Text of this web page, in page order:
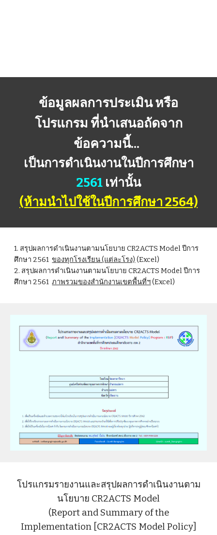
ข้อมูลผลการประเมิน หรือ
โปรแกรม ที่นำเสนอถัดจาก
ข้อความนี้...
เป็นการดำเนินงานในปีการศึกษา
2561 เท่านั้น
(ห้ามนำไปใช้ในปีการศึกษา 2564)
1. สรุปผลการดำเนินงานตามนโยบาย CR2ACTS Model ปีการ
ศึกษา 2561ของทุกโรงเรียน (แต่ละโรง) (Excel)
2. สรุปผลการดำเนินงานตามนโยบาย CR2ACTS Model ปีการ
ศึกษา 2561ภาพรวมของสำนักงานเขตพื้นที่ฯ(Excel)
โปรแกรมรายงานและสรุปผลการดำเนินงานตาม
นโยบาย CR2ACTS Model
(Report and Summary of the
Implementation [CR2ACTS Model Policy]